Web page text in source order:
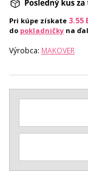
Pri kúpe získate 3.55
do pokladničky na
Výrobca: MAKOVER